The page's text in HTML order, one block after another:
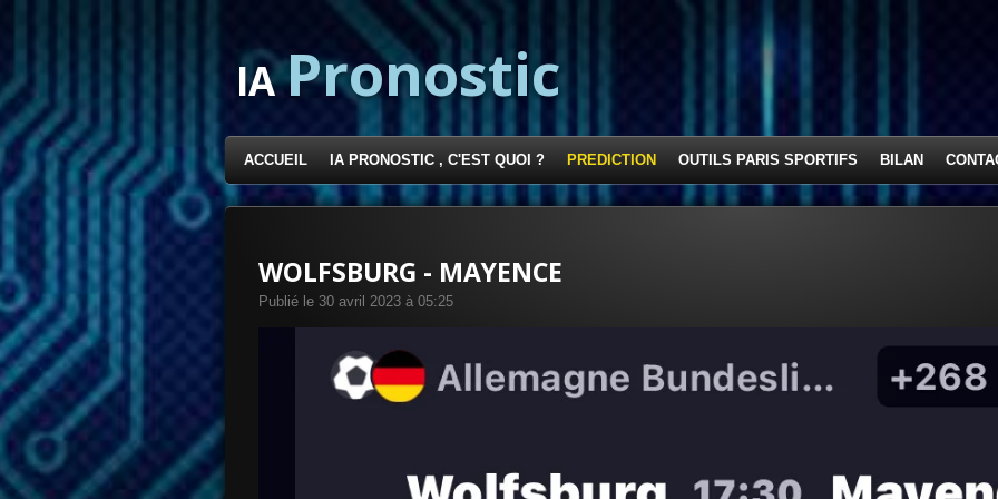
principal
IAPronostic
ACCUEIL IA PRONOSTIC , C'EST QUOI ? PREDICTION OUTILS PARIS SPORTIFS BILAN
WOLFSBURG - MAYENCE
Publié le 30 avril 2023 à 05:25